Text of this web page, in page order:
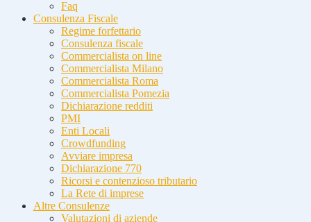
Faq
Consulenza Fiscale
Regime forfettario
Consulenza fiscale
Commercialista on line
Commercialista Milano
Commercialista Roma
Commercialista Pomezia
Dichiarazione redditi
PMI
Enti Locali
Crowdfunding
Avviare impresa
Dichiarazione 770
Ricorsi e contenzioso tributario
La Rete di imprese
Altre Consulenze
Valutazioni di aziende